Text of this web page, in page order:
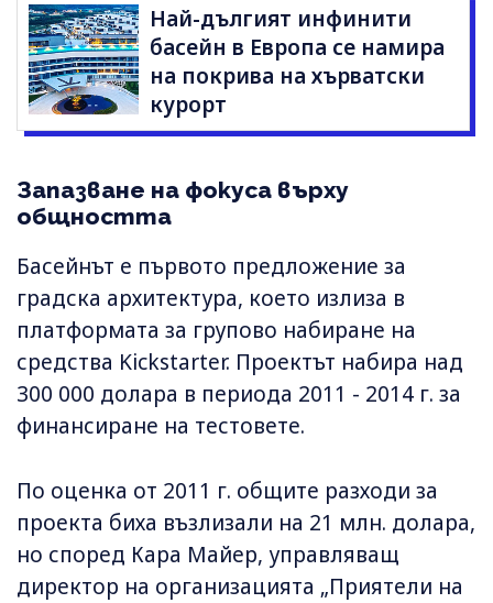
Най-дългият инфинити
басейн в Европа се намира
на покрива на хърватски
курорт
Запазване на фокуса върху
общността
Басейнът е първото предложение за
градска архитектура, което излиза в
платформата за групово набиране на
средства Kickstarter. Проектът набира над
300 000 долара в периода 2011 - 2014 г. за
финансиране на тестовете.
По оценка от 2011 г. общите разходи за
проекта биха възлизали на 21 млн. долара,
но според Кара Майер, управляващ
директор на организацията „Приятели на